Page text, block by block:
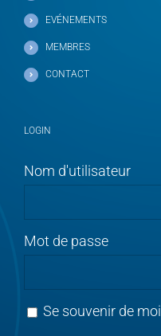
EVÉNEMENTS
MEMBRES
CONTACT
LOGIN
Nom d'utilisateur
Mot de passe
Se souvenir de moi